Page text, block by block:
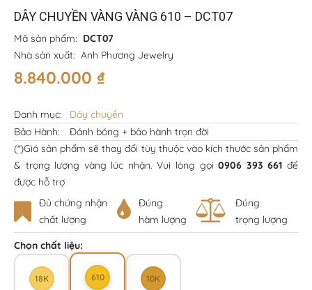
DÂY CHUYỀN VÀNG VÀNG 610 – DCT07
Mã sản phẩm: DCT07
Nhà sản xuất: Anh Phương Jewelry
8.840.000 ₫
Danh mục:
Dây chuyền
Bảo Hành:
Đánh bóng + bảo hành trọn đời
(*)Giá sản phẩm sẽ thay đổi tùy thuộc vào kích thước sản phẩm
& trọng lượng vàng lúc nhận. Vui lòng gọi0906 393 661 để
được hỗ trợ
Đủ chứng nhận
chất lượng
Đúng
hàm lượng
Đúng
trọng lượng
Chọn chất liệu:
18K 610 10K